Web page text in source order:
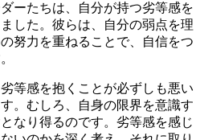
ーたちは、自分が持つ劣等感を
した。彼らは、自分の弱点を理
努力を重ねることで、自信をつ
等感を抱くことが必ずしも悪い
。むしろ、自身の限界を意識す
なり得るのです。劣等感を感じ